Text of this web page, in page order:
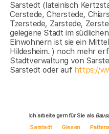
Sarstedt (lateinisch
Cerstede, Cherstede,
Tzerstede, Zarstede,
gelegene Stadt im
Einwohnern ist sie ein
Hildesheim. ) noch mehr
Stadtverwaltung von
Sarstedt oder auf https://
Ich arbeite gern für Sie als
Sarstedt
Giesen